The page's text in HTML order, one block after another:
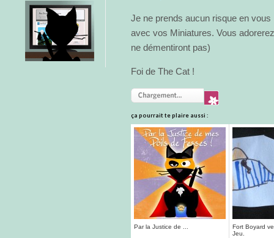
Je ne prends aucun risque en
avec vos Miniatures. Vous
ne démentiront pas)
Foi de The Cat !
ça pourrait te plaire aussi :
Par la Justice de ...
Fort Boyard
Jeu.